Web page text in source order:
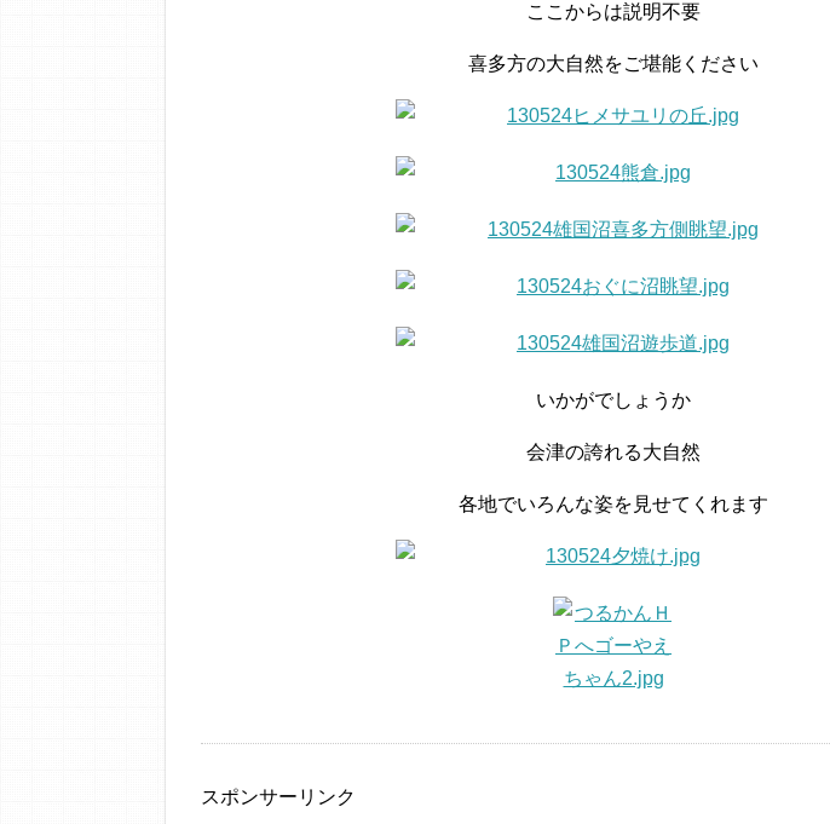
ここからは説明不要
喜多方の大自然をご堪能ください
いかがでしょうか
会津の誇れる大自然
各地でいろんな姿を見せてくれます
スポンサーリンク